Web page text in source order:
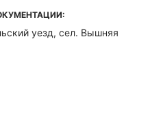
уезд, сел. Вышняя